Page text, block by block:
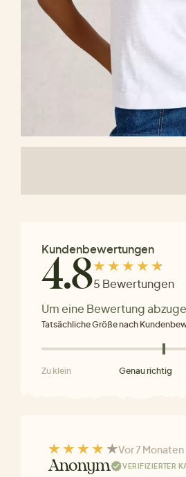
Kundenbewertungen
4.85 Bewertungen
Um eine Bewertung
Tatsächliche Größe nach
Zu klein Genau richtig
Vor 7 Monaten
Anonym VERIFIZIERTER